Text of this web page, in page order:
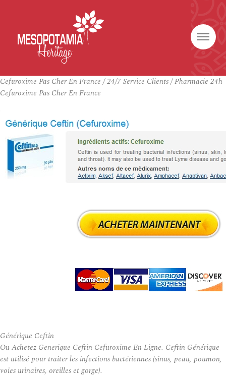
Cefuroxime Pas Cher En France / 24/7 Service Clients / Pharmacie 24h
Cefuroxime Pas Cher En France
Générique Ceftin
Ou Achetez Generique Ceftin Cefuroxime En Ligne. Ceftin Générique
est utilisé pour traiter les infections bactériennes (sinus, peau, poumon,
voies urinaires, oreilles et gorge).